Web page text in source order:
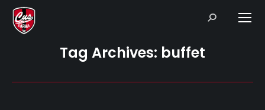
Search:
Tag Archives: buffet